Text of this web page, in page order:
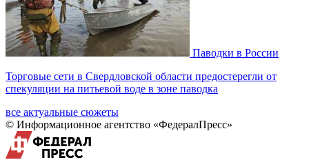
Паводки в России
Торговые сети в Свердловской области предостерегли от
спекуляции на питьевой воде в зоне паводка
все актуальные сюжеты
© Информационное агентство «ФедералПресс»